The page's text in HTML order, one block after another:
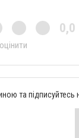
0,0
та підписуйтесь